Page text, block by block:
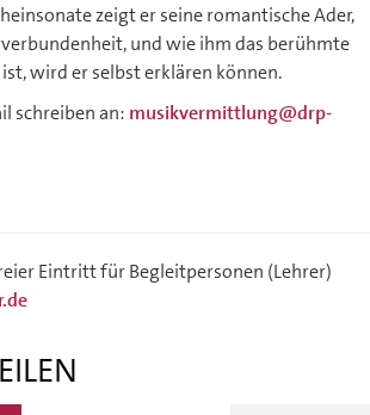
zeigt er seine romantische Ader,
und wie ihm das berühmte
wird er selbst erklären können.
schreiben an: musikvermittlung@drp-
Eintritt für Begleitpersonen (Lehrer)